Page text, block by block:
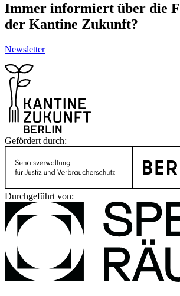
Immer informiert über die
der Kantine Zukunft?
Newsletter
Gefördert durch:
Durchgeführt von: